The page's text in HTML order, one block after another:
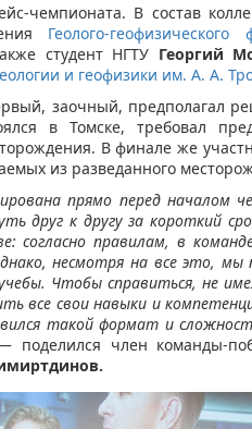
чемпионата. В состав
Геолого-геофизического
студент НГТУ Георгий
и геофизики им. А. А.
заочный, предполагал
в Томске, требовал
В финале же
из разведанного
прямо перед началом
друг к другу за короткий
согласно правилам, в
несмотря на все это, мы
Чтобы справиться, не
все свои навыки и
такой формат и
поделился член команды-